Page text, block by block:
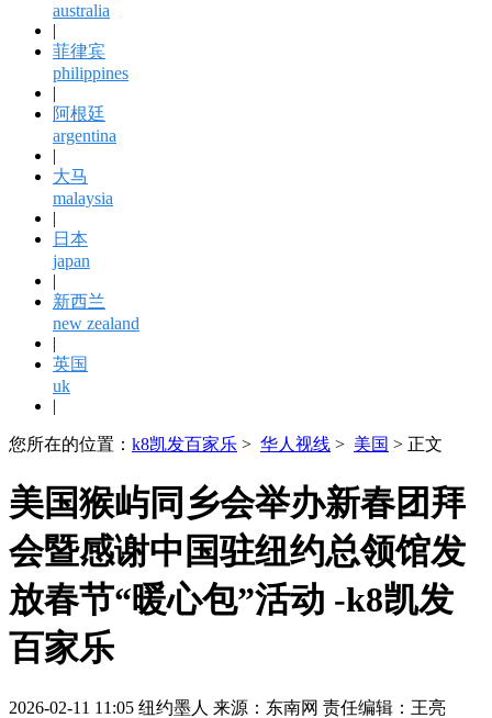
australia
|
菲律宾
philippines
|
阿根廷
argentina
|
大马
malaysia
|
日本
japan
|
新西兰
new zealand
|
英国
uk
|
您所在的位置： k8凯发百家乐 > 华人视线 > 美国 > 正文
美国猴屿同乡会举办新春团拜
会暨感谢中国驻纽约总领馆发
放春节“暖心包”活动 -k8凯发
百家乐
2026-02-11 11:05 纽约墨人 来源：东南网 责任编辑：王亮